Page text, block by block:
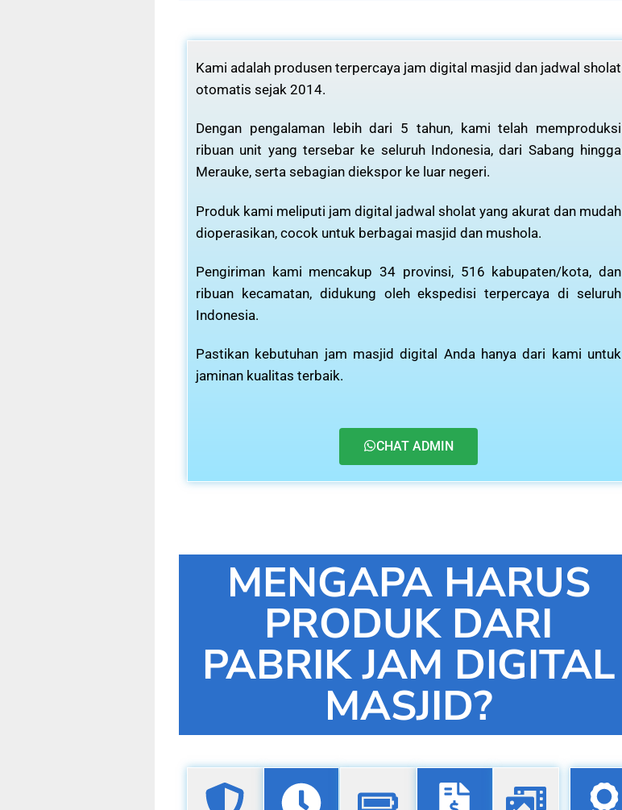
Kami adalah produsen terpercaya jam digital masjid dan jadwal sholat
otomatis sejak 2014.
Dengan pengalaman lebih dari 5 tahun, kami telah memproduksi
ribuan unit yang tersebar ke seluruh Indonesia, dari Sabang hingga
Merauke, serta sebagian diekspor ke luar negeri.
Produk kami meliputi jam digital jadwal sholat yang akurat dan mudah
dioperasikan, cocok untuk berbagai masjid dan mushola.
Pengiriman kami mencakup 34 provinsi, 516 kabupaten/kota, dan
ribuan kecamatan, didukung oleh ekspedisi terpercaya di seluruh
Indonesia.
Pastikan kebutuhan jam masjid digital Anda hanya dari kami untuk
jaminan kualitas terbaik.
CHAT ADMIN
MENGAPA HARUS
PRODUK DARI
PABRIK JAM DIGITAL
MASJID?